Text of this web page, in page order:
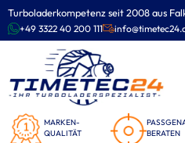
Turboladerkompetenz seit 2008 aus
+49 3322 40 200 111
MARKEN-
QUALITÄT
BERATEN
Zum
Inhalt
springen